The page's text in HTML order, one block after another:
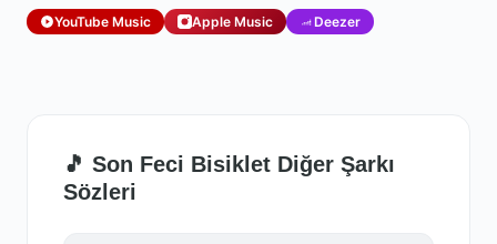
YouTube Music Apple Music Deezer
🎵 Son Feci Bisiklet Diğer Şarkı
Sözleri